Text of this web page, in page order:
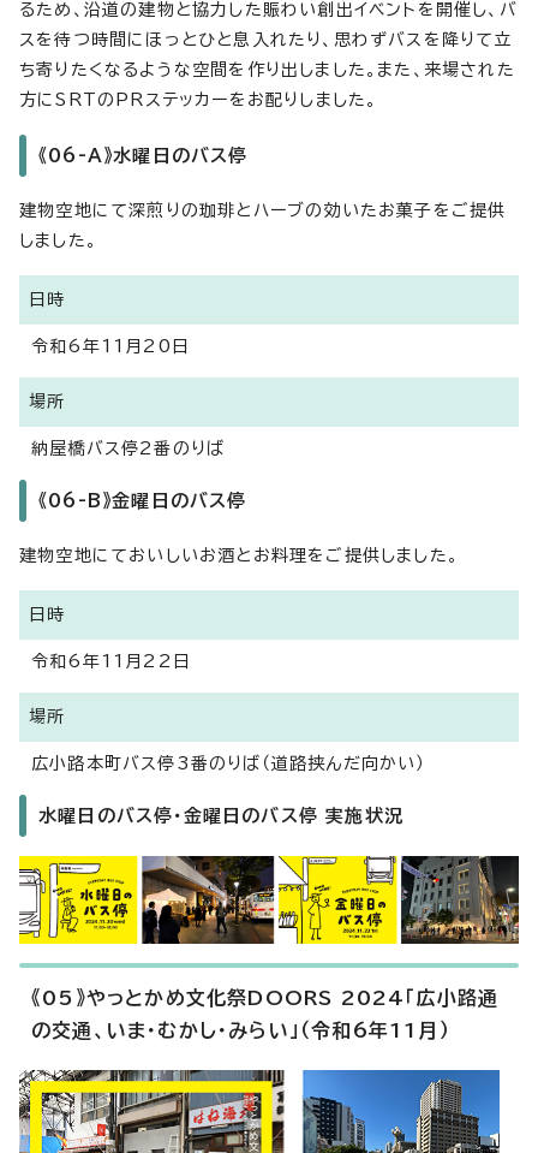
るため、沿道の建物と協力した賑わい創出イベントを開催し、バ
スを待つ時間にほっとひと息入れたり、思わずバスを降りて立
ち寄りたくなるような空間を作り出しました。また、来場された
方にSRTのPRステッカーをお配りしました。
《06-A》水曜日のバス停
建物空地にて深煎りの珈琲とハーブの効いたお菓子をご提供
しました。
日時
令和6年11月20日
場所
納屋橋バス停2番のりば
《06-B》金曜日のバス停
建物空地にておいしいお酒とお料理をご提供しました。
日時
令和6年11月22日
場所
広小路本町バス停3番のりば（道路挟んだ向かい）
水曜日のバス停・金曜日のバス停 実施状況
《05》やっとかめ文化祭DOORS 2024「広小路通
の交通、いま・むかし・みらい」（令和6年11月）